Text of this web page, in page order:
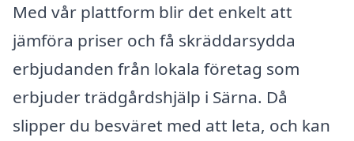
Med vår plattform blir det enkelt att
jämföra priser och få skräddarsydda
erbjudanden från lokala företag som
erbjuder trädgårdshjälp i Särna. Då
slipper du besväret med att leta, och kan